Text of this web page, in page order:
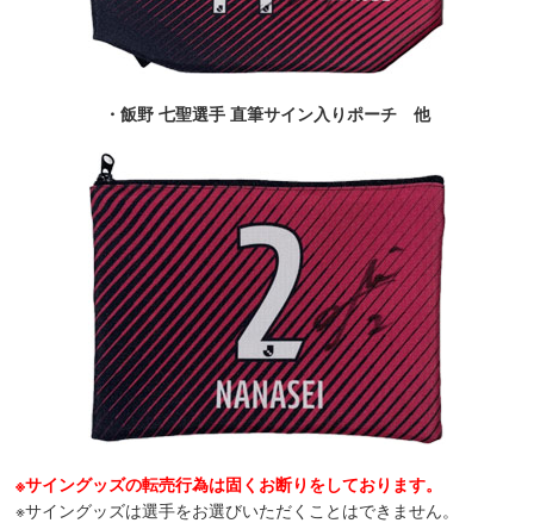
・飯野 七聖選手 直筆サイン入りポーチ 他
※サイングッズの転売行為は固くお断りをしております。
※サイングッズは選手をお選びいただくことはできません。